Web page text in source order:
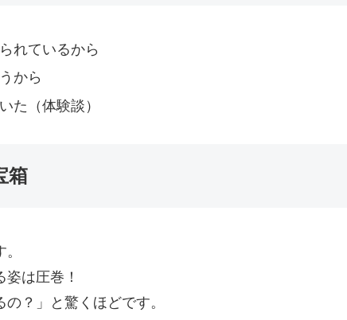
れているから
から
た（体験談）
箱
は圧巻！
？」と驚くほどです。